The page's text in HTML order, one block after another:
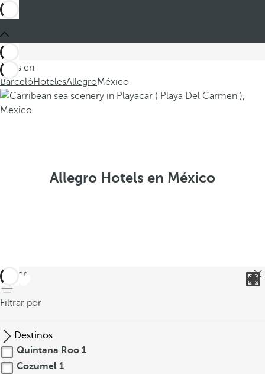
Estás en
BarcelóHotelesAllegroMéxico
Allegro Hotels en México
volver
Filtrar por
Destinos
Quintana Roo 1
Cozumel 1